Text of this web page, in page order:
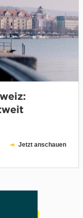
Jetzt anschauen